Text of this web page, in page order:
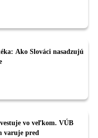
Ako Slováci nasadzujú
vo veľkom. VÚB
varuje pred